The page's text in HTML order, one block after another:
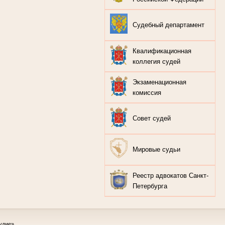
Судебный департамент
Квалификационная
коллегия судей
Экзаменационная
комиссия
Совет судей
Мировые судьи
Реестр адвокатов Санкт-
Петербурга